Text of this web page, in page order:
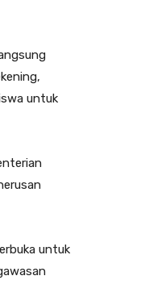
untuk
untuk